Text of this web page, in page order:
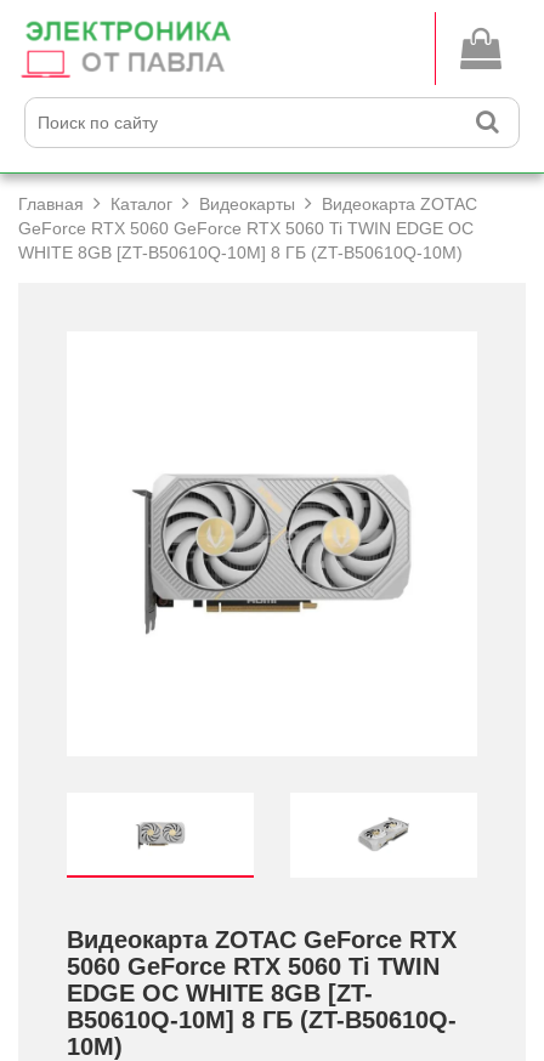
Главная Каталог Видеокарты
Видеокарта ZOTAC
GeForce RTX 5060 GeForce RTX 5060 Ti TWIN EDGE OC
WHITE 8GB [ZT-B50610Q-10M] 8 ГБ (ZT-B50610Q-10M)
Видеокарта ZOTAC GeForce RTX
5060 GeForce RTX 5060 Ti TWIN
EDGE OC WHITE 8GB [ZT-
B50610Q-10M] 8 ГБ (ZT-B50610Q-
10M)